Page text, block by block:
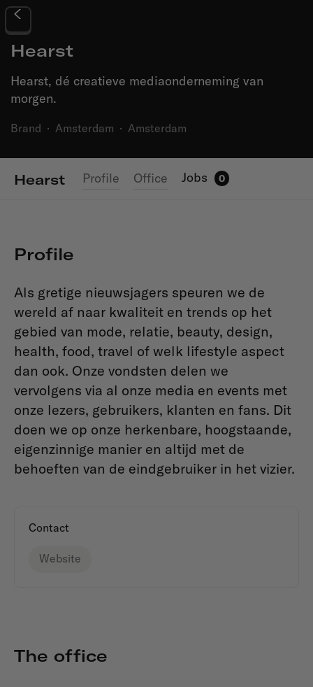
Hearst
Hearst, dé creatieve mediaonderneming van
morgen.
Brand · Amsterdam · Amsterdam
Hearst Profile Office Jobs 0
Profile
Als gretige nieuwsjagers speuren we de
wereld af naar kwaliteit en trends op het
gebied van mode, relatie, beauty, design,
health, food, travel of welk lifestyle aspect
dan ook. Onze vondsten delen we
vervolgens via al onze media en events met
onze lezers, gebruikers, klanten en fans. Dit
doen we op onze herkenbare, hoogstaande,
eigenzinnige manier en altijd met de
behoeften van de eindgebruiker in het vizier.
Contact
Website
The office